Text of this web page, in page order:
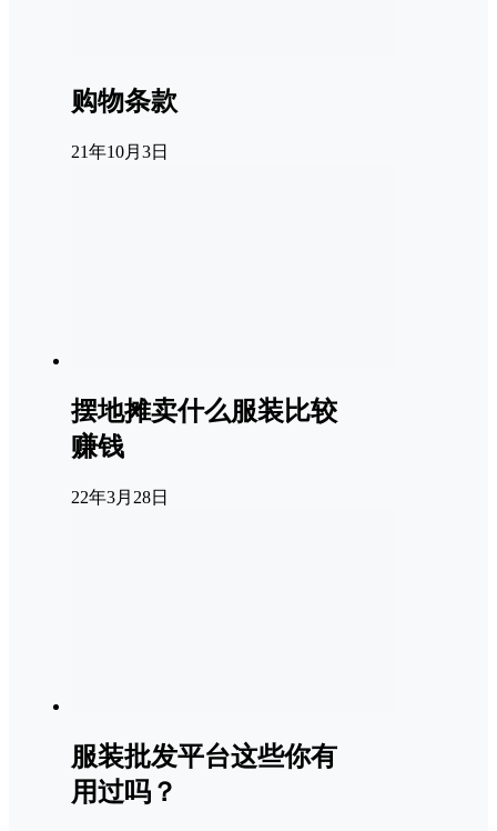
购物条款
21年10月3日
摆地摊卖什么服装比较
赚钱
22年3月28日
服装批发平台这些你有
用过吗？